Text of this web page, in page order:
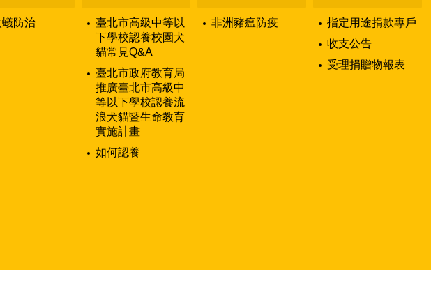
防治
臺北市高級中等以
下學校認養校園犬
貓常見Q&A
臺北市政府教育局
推廣臺北市高級中
等以下學校認養流
浪犬貓暨生命教育
實施計畫
如何認養
非洲豬瘟防疫
指定用途捐款專戶
收支公告
受理捐贈物報表